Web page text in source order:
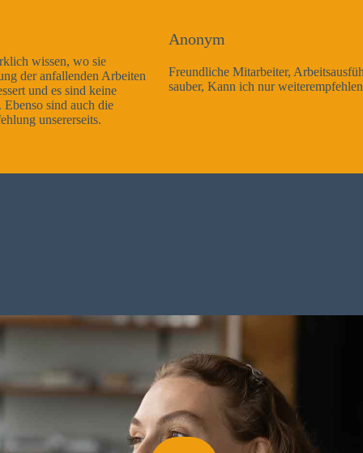
Freundliche Mitarbeiter, Arbeitsausführung sehr gut und sehr
sauber, Kann ich nur weiterempfehlen